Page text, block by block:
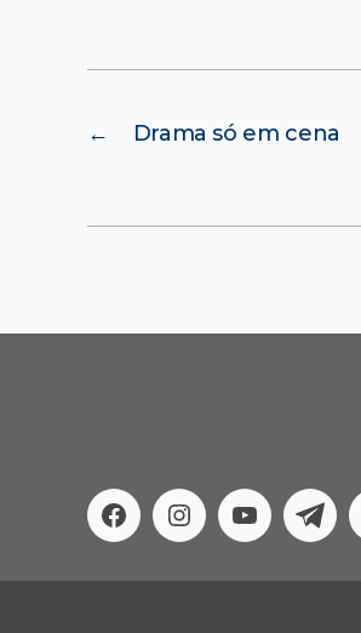
← Drama só em cena
FacebookInstagram
Youtube